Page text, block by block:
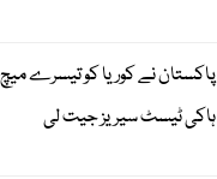
پاکستان نے کوریا کو تیسرے
ہاکی ٹیسٹ سیریز جیت لی